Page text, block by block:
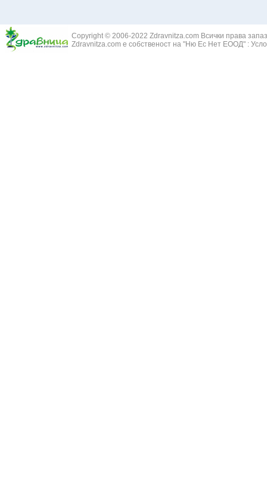
Copyright © 2006-2022 Zdravnitza.com Всички права
Zdravnitza.com е собственост на "Ню Ес Нет ЕООД" :